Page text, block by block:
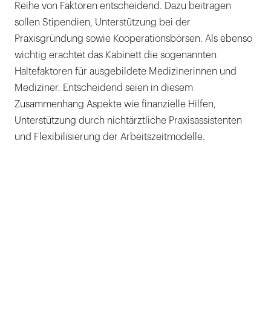
Reihe von Faktoren entscheidend. Dazu beitragen
sollen Stipendien, Unterstützung bei der
Praxisgründung sowie Kooperationsbörsen. Als ebenso
wichtig erachtet das Kabinett die sogenannten
Haltefaktoren für ausgebildete Medizinerinnen und
Mediziner. Entscheidend seien in diesem
Zusammenhang Aspekte wie finanzielle Hilfen,
Unterstützung durch nichtärztliche Praxisassistenten
und Flexibilisierung der Arbeitszeitmodelle.